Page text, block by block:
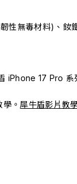
性無毒材料)、釹
iPhone 17 Pro 系
。 犀牛盾影片教